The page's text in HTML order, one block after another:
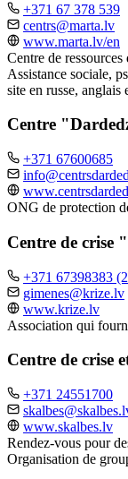
+371 67 378 539
centrs@marta.lv
www.marta.lv/en
Centre de
Assistance sociale,
site en russe, anglais
Centre
+371 67600685
ONG de protection
Centre de crise
+371 67398383
gimenes@krize.lv
www.krize.lv
Association qui
Centre de crise
+371 24551700
www.skalbes.lv
Rendez-vous pour
Organisation de